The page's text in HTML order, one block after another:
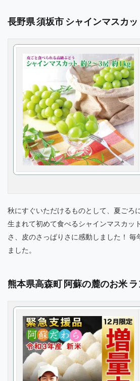
長野県 須坂市 シャインマスカ
秋にすぐいただけるものとして、夏ごろ
生まれて初めて食べるシャインマスカッ
さ、皮のさっぱりさに感動しました！ 毎
ました。
熊本県高森町 阿蘇の麓のお米